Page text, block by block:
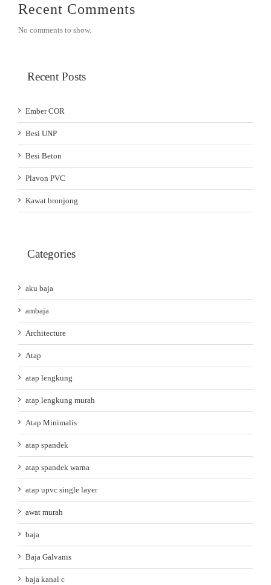
Recent Comments
No comments to show.
Recent Posts
Ember COR
Besi UNP
Besi Beton
Plavon PVC
Kawat bronjong
Categories
aku baja
ambaja
Architecture
Atap
atap lengkung
atap lengkung murah
Atap Minimalis
atap spandek
atap spandek warna
atap upvc single layer
awat murah
baja
Baja Galvanis
baja kanal c